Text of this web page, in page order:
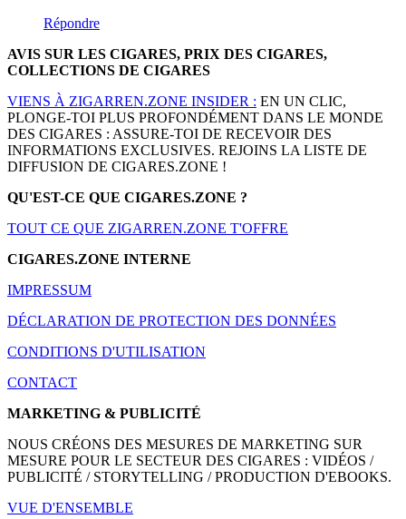
Répondre
AVIS SUR LES CIGARES, PRIX DES CIGARES,
COLLECTIONS DE CIGARES
VIENS À ZIGARREN.ZONE INSIDER : EN UN CLIC,
PLONGE-TOI PLUS PROFONDÉMENT DANS LE MONDE
DES CIGARES : ASSURE-TOI DE RECEVOIR DES
INFORMATIONS EXCLUSIVES. REJOINS LA LISTE DE
DIFFUSION DE CIGARES.ZONE !
QU'EST-CE QUE CIGARES.ZONE ?
TOUT CE QUE ZIGARREN.ZONE T'OFFRE
CIGARES.ZONE INTERNE
IMPRESSUM
DÉCLARATION DE PROTECTION DES DONNÉES
CONDITIONS D'UTILISATION
CONTACT
MARKETING & PUBLICITÉ
NOUS CRÉONS DES MESURES DE MARKETING SUR
MESURE POUR LE SECTEUR DES CIGARES : VIDÉOS /
PUBLICITÉ / STORYTELLING / PRODUCTION D'EBOOKS.
VUE D'ENSEMBLE